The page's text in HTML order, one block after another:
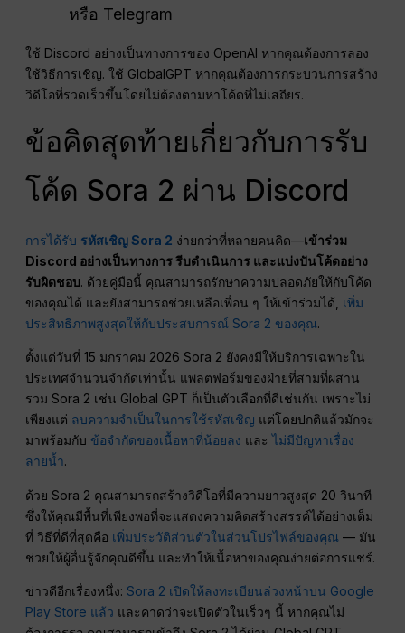
หรือ Telegram
ใช้ Discord อย่างเป็นทางการของ OpenAI หากคุณต้องการลอง
ใช้วิธีการเชิญ. ใช้ GlobalGPT หากคุณต้องการกระบวนการสร้าง
วิดีโอที่รวดเร็วขึ้นโดยไม่ต้องตามหาโค้ดที่ไม่เสถียร.
ข้อคิดสุดท้ายเกี่ยวกับการรับ
โค้ด Sora 2 ผ่าน Discord
การได้รับ รหัสเชิญ Sora 2 ง่ายกว่าที่หลายคนคิด—เข้าร่วม
Discord อย่างเป็นทางการ รีบดำเนินการ และแบ่งปันโค้ดอย่าง
รับผิดชอบ. ด้วยคู่มือนี้ คุณสามารถรักษาความปลอดภัยให้กับโค้ด
ของคุณได้ และยังสามารถช่วยเหลือเพื่อน ๆ ให้เข้าร่วมได้, เพิ่ม
ประสิทธิภาพสูงสุดให้กับประสบการณ์ Sora 2 ของคุณ.
ตั้งแต่วันที่ 15 มกราคม 2026 Sora 2 ยังคงมีให้บริการเฉพาะใน
ประเทศจำนวนจำกัดเท่านั้น แพลตฟอร์มของฝ่ายที่สามที่ผสาน
รวม Sora 2 เช่น Global GPT ก็เป็นตัวเลือกที่ดีเช่นกัน เพราะไม่
เพียงแต่ ลบความจำเป็นในการใช้รหัสเชิญ แต่โดยปกติแล้วมักจะ
มาพร้อมกับ ข้อจำกัดของเนื้อหาที่น้อยลง และไม่มีปัญหาเรื่อง
ลายน้ำ.
ด้วย Sora 2 คุณสามารถสร้างวิดีโอที่มีความยาวสูงสุด 20 วินาที
ซึ่งให้คุณมีพื้นที่เพียงพอที่จะแสดงความคิดสร้างสรรค์ได้อย่างเต็ม
ที่ วิธีที่ดีที่สุดคือ เพิ่มประวัติส่วนตัวในส่วนโปรไฟล์ของคุณ — มัน
ช่วยให้ผู้อื่นรู้จักคุณดีขึ้น และทำให้เนื้อหาของคุณง่ายต่อการแชร์.
ข่าวดีอีกเรื่องหนึ่ง:Sora 2 เปิดให้ลงทะเบียนล่วงหน้าบน Google
Play Store แล้ว และคาดว่าจะเปิดตัวในเร็วๆ นี้ หากคุณไม่